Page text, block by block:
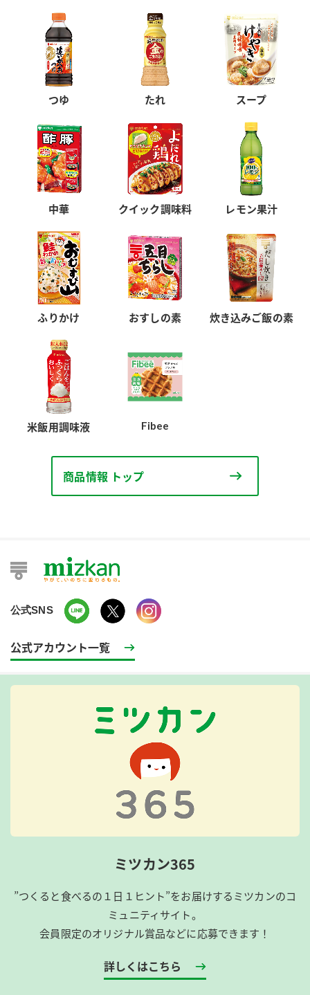
つゆ たれ スープ
中華 クイック調味料 レモン果汁
ふりかけ おすしの素 炊き込みご飯の素
米飯用調味液 Fibee
商品情報 トップ
公式SNS
公式アカウント一覧
ミツカン365
”つくると食べるの１日１ヒント”をお届けするミツカンのコ
ミュニティサイト。
会員限定のオリジナル賞品などに応募できます！
詳しくはこちら